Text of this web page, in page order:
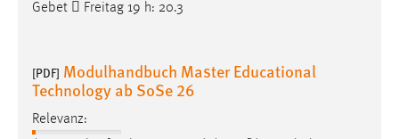
Gebet  Freitag 19 h: 20.3
[PDF] Modulhandbuch Master Educational
Technology ab SoSe 26
Relevanz: